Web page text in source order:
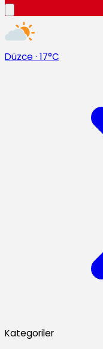
Düzce · 17°C
Kategoriler